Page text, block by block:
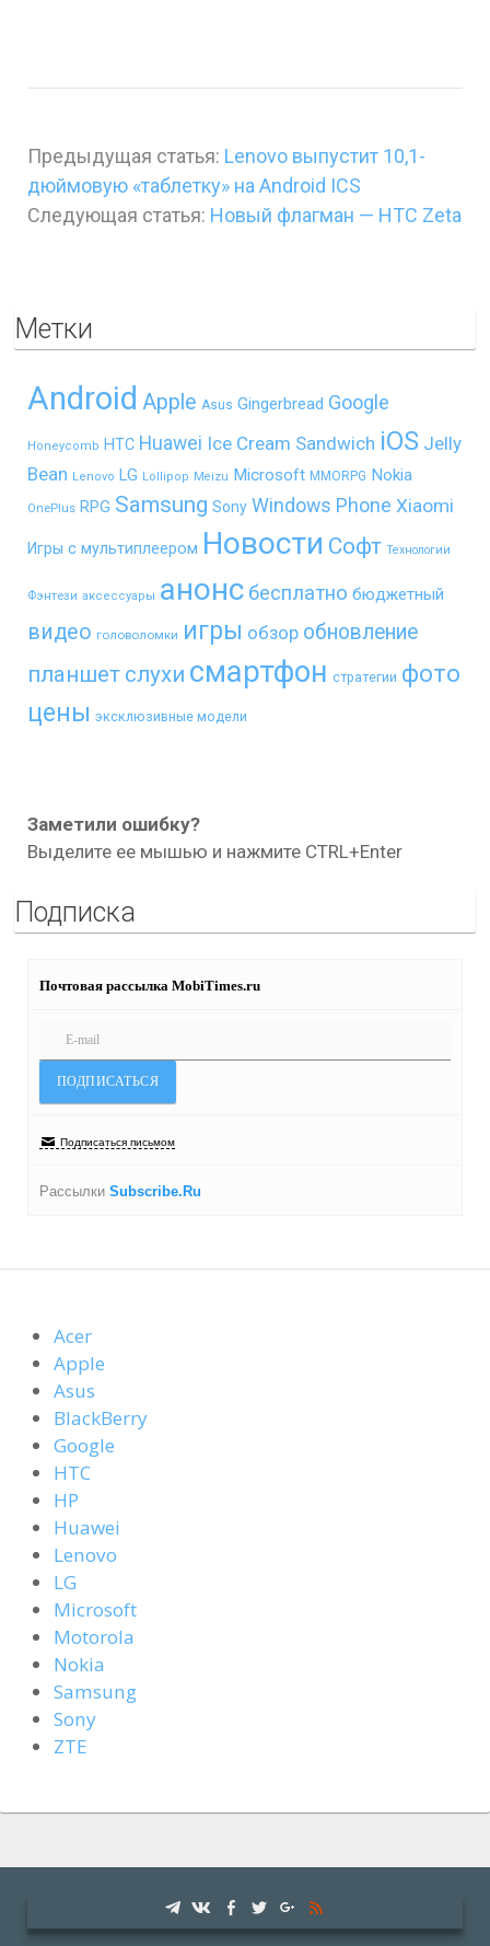
Предыдущая статья: Lenovo выпустит 10,1-
дюймовую «таблетку» на Android ICS
Следующая статья: Новый флагман — HTC Zeta
Метки
Android Apple Asus Gingerbread Google
Honeycomb HTC Huawei Ice Cream Sandwich iOS Jelly
Bean Lenovo LG Lollipop Meizu Microsoft MMORPG Nokia
OnePlus RPG Samsung Sony Windows Phone Xiaomi
Игры с мультиплеером Новости Софт Технологии
Фэнтези аксессуары анонс бесплатно бюджетный
видео головоломки игры обзор обновление
планшет слухи смартфон стратегии фото
цены эксклюзивные модели
Заметили ошибку?
Выделите ее мышью и нажмите CTRL+Enter
Подписка
Почтовая рассылка MobiTimes.ru
Подписаться письмом
Рассылки Subscribe.Ru
Acer
Apple
Asus
BlackBerry
Google
HTC
HP
Huawei
Lenovo
LG
Microsoft
Motorola
Nokia
Samsung
Sony
ZTE